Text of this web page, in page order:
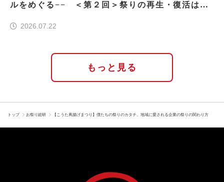
ルをめぐる−− ＜第２回＞祭りの再生・復活はな
2026.07.22
もっと見る
トップ お祭り総研 【こうた凧揚げまつり】僕たちの祭りのカタチ。地域に愛される企業の祭りの関わり方